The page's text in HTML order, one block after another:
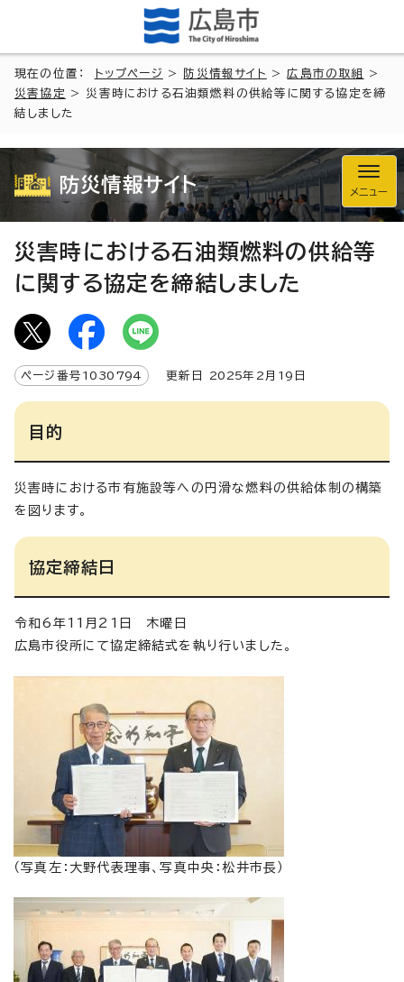
現在の位置： トップページ > 防災情報サイト >広島市の取組
>
災害協定
> 災害時における石油類燃料の供給等に関する協定を締
結しました
防災情報サイト メニュー
災害時における石油類燃料の供給等
に関する協定を締結しました
ページ番号 1030794 更新日 2025年2月 19 日
目的
災害時における市有施設等への円滑な燃料の供給体制の構築
を図ります。
協定締結日
令和6年11月21日 木曜日
広島市役所にて協定締結式を執り行いました。
（写真左：大野代表理事、写真中央：松井市長）